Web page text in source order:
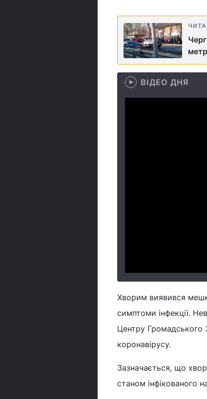
ВІДЕО ДНЯ
Хворим виявився
симптоми інфекції.
Центру Громадського
коронавірусу.
Зазначається, що
станом інфікованого